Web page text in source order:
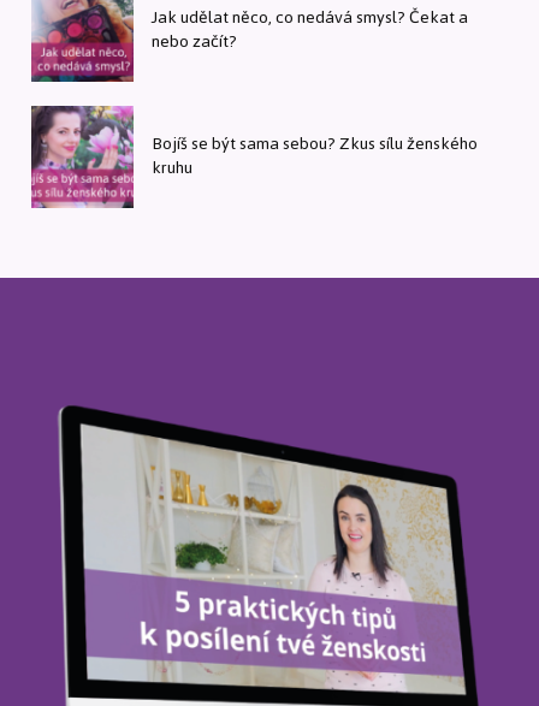
Jak udělat něco, co nedává smysl? Čekat a
nebo začít?
Bojíš se být sama sebou? Zkus sílu ženského
kruhu